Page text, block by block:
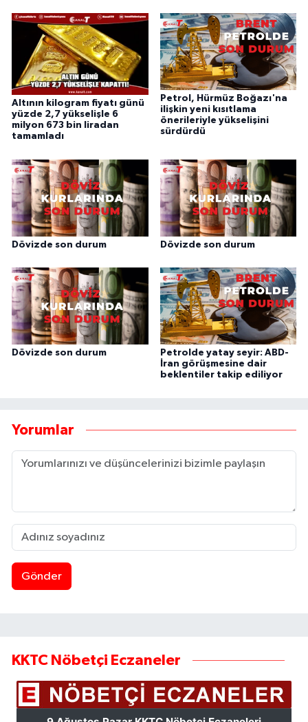
Altının kilogram fiyatı günü
yüzde 2,7 yükselişle 6
milyon 673 bin liradan
tamamladı
Petrol, Hürmüz Boğazı'na
ilişkin yeni kısıtlama
önerileriyle yükselişini
sürdürdü
Dövizde son durum Dövizde son durum
Dövizde son durum
Petrolde yatay seyir: ABD-
İran görüşmesine dair
beklentiler takip ediliyor
Yorumlar
Gönder
KKTC Nöbetçi Eczaneler